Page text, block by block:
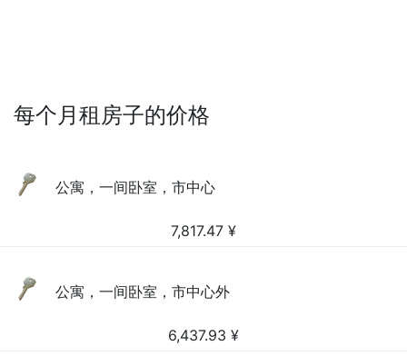
每个月租房子的价格
公寓，一间卧室，市中心
7,817.47 ¥
公寓，一间卧室，市中心外
6,437.93 ¥